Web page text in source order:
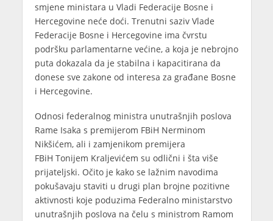
smjene ministara u Vladi Federacije Bosne i
Hercegovine neće doći. Trenutni saziv Vlade
Federacije Bosne i Hercegovine ima čvrstu
podršku parlamentarne većine, a koja je nebrojno
puta dokazala da je stabilna i kapacitirana da
donese sve zakone od interesa za građane Bosne
i Hercegovine.
Odnosi federalnog ministra unutrašnjih poslova
Rame Isaka s premijerom FBiH Nerminom
Nikšićem, ali i zamjenikom premijera
FBiH Tonijem Kraljevićem su odlični i šta više
prijateljski. Očito je kako se lažnim navodima
pokušavaju staviti u drugi plan brojne pozitivne
aktivnosti koje poduzima Federalno ministarstvo
unutrašnjih poslova na čelu s ministrom Ramom